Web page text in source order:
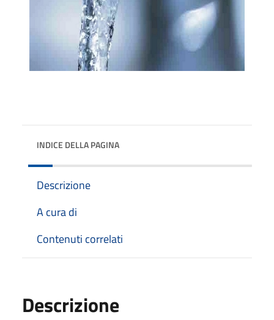
INDICE DELLA PAGINA
Descrizione
A cura di
Contenuti correlati
Descrizione